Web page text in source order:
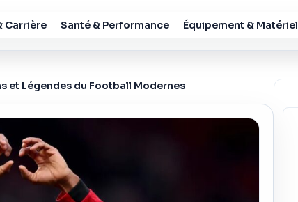
Carrière Santé & Performance Équipement & Matériel
et Légendes du Football Modernes